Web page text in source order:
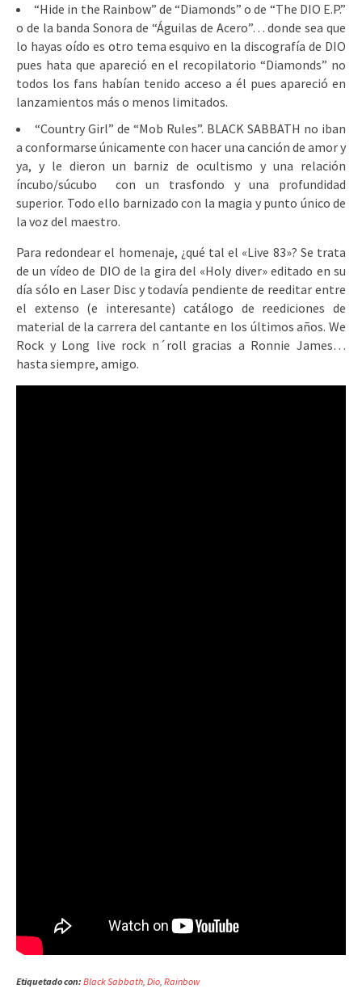
“Hide in the Rainbow” de “Diamonds” o de “The DIO E.P.”
o de la banda Sonora de “Águilas de Acero”… donde sea que
lo hayas oído es otro tema esquivo en la discografía de DIO
pues hata que apareció en el recopilatorio “Diamonds” no
todos los fans habían tenido acceso a él pues apareció en
lanzamientos más o menos limitados.
“Country Girl” de “Mob Rules”. BLACK SABBATH no iban
a conformarse únicamente con hacer una canción de amor y
ya, y le dieron un barniz de ocultismo y una relación
íncubo/súcubo con un trasfondo y una profundidad
superior. Todo ello barnizado con la magia y punto único de
la voz del maestro.
Para redondear el homenaje, ¿qué tal el «Live 83»? Se trata
de un vídeo de DIO de la gira del «Holy diver» editado en su
día sólo en Laser Disc y todavía pendiente de reeditar entre
el extenso (e interesante) catálogo de reediciones de
material de la carrera del cantante en los últimos años. We
Rock y Long live rock n´roll gracias a Ronnie James…
hasta siempre, amigo.
Etiquetado con: Black Sabbath, Dio, Rainbow